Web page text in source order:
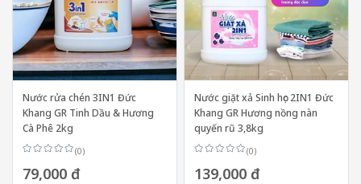
Nước rửa chén 3IN1 Đức
Khang GR Tinh Dầu & Hương
Cà Phê 2kg
(0)
79,000 đ
Nước giặt xả Sinh học 2IN1 Đức
Khang GR Hương nồng nàn
quyến rũ 3,8kg
(0)
139,000 đ